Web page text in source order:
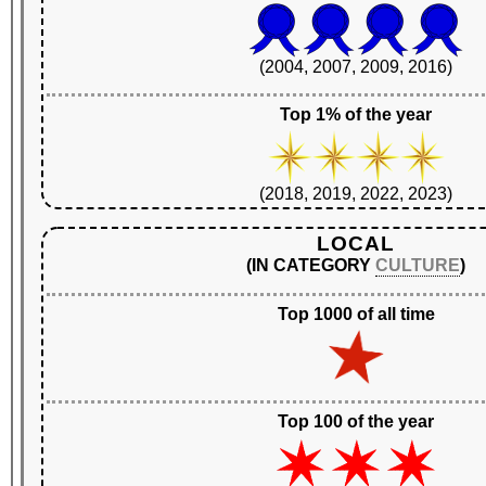
(2004, 2007, 2009, 2016)
Top 1% of the year
(2018, 2019, 2022, 2023)
LOCAL
(IN CATEGORYCULTURE)
Top 1000 of all time
Top 100 of the year